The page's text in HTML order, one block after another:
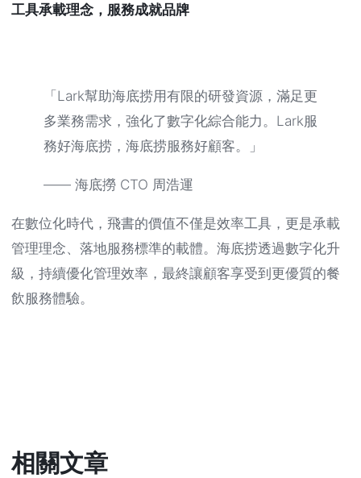
工具承載理念，服務成就品牌
「Lark幫助海底捞用有限的研發資源，滿足更
多業務需求，強化了數字化綜合能力。Lark服
務好海底捞，海底捞服務好顧客。」
—— 海底撈 CTO 周浩運
在數位化時代，飛書的價值不僅是效率工具，更是承載
管理理念、落地服務標準的載體。海底捞透過數字化升
級，持續優化管理效率，最終讓顧客享受到更優質的餐
飲服務體驗。
相關文章